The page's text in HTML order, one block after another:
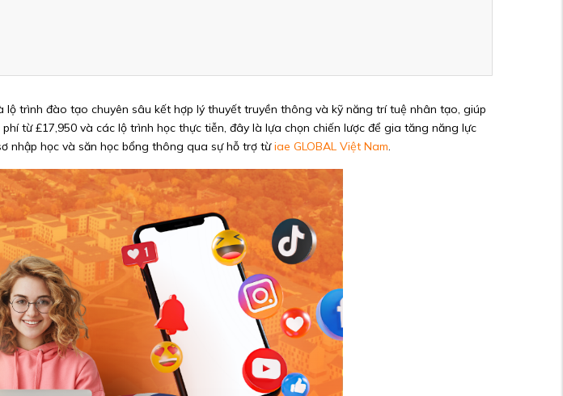
trình đào tạo chuyên sâu kết hợp lý thuyết truyền thông và kỹ năng trí tuệ nhân tạo, giúp
từ £17,950 và các lộ trình học thực tiễn, đây là lựa chọn chiến lược để gia tăng năng lực
nhập học và săn học bổng thông qua sự hỗ trợ từiae GLOBAL Việt Nam.